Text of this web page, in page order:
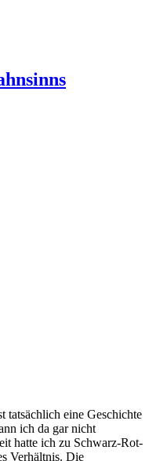
tatsächlich eine Geschichte
ich da gar nicht
hatte ich zu Schwarz-Rot-
Verhältnis. Die